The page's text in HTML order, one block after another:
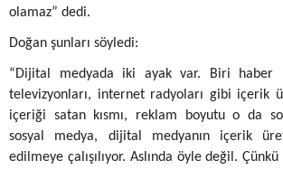
olamaz” dedi.
Doğan şunları söyledi:
“Dijital medyada iki ayak var. Biri haber
televizyonları, internet radyoları gibi içerik
içeriği satan kısmı, reklam boyutu o da
sosyal medya, dijital medyanın içerik
edilmeye çalışılıyor. Aslında öyle değil.